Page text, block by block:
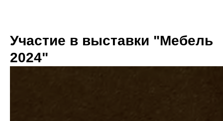
Участие в выставки "Мебель
2024"